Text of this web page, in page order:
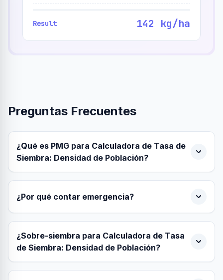
Result 142 kg/ha
Preguntas Frecuentes
¿Qué es PMG para Calculadora de Tasa de
Siembra: Densidad de Población?
¿Por qué contar emergencia?
¿Sobre-siembra para Calculadora de Tasa
de Siembra: Densidad de Población?